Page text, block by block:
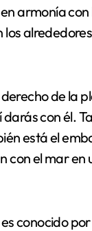
armonía con
los
de la
con él.
está el
el mar en
conocido